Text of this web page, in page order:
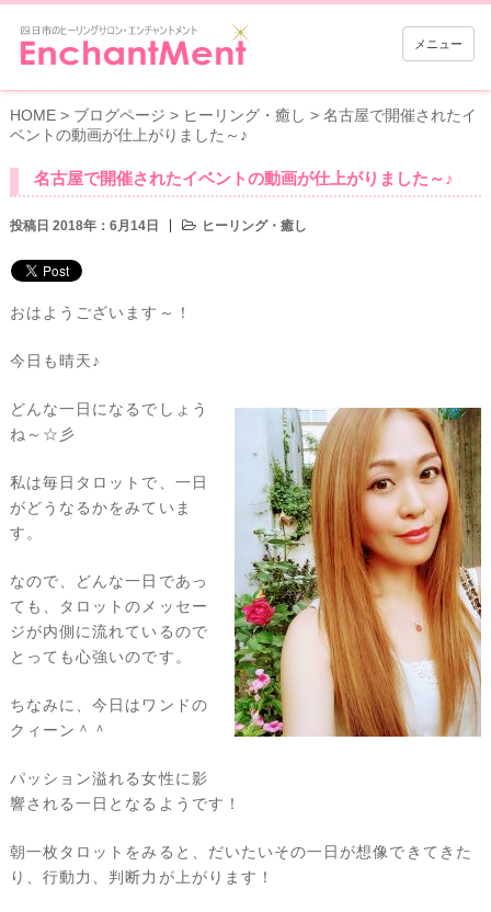
メニュー
HOME> ブログページ > ヒーリング・癒し > 名古屋で開催されたイ
ベントの動画が仕上がりました～♪
名古屋で開催されたイベントの動画が仕上がりました～♪
投稿日 2018年：6月14日 ヒーリング・癒し
おはようございます～！
今日も晴天♪
どんな一日になるでしょう
ね～☆彡
私は毎日タロットで、一日
がどうなるかをみていま
す。
なので、どんな一日であっ
ても、タロットのメッセー
ジが内側に流れているので
とっても心強いのです。
ちなみに、今日はワンドの
クィーン＾＾
パッション溢れる女性に影
響される一日となるようです！
朝一枚タロットをみると、だいたいその一日が想像できてきた
り、行動力、判断力が上がります！